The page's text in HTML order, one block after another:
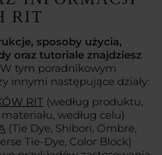
RIT
sposoby użycia,
oraz tutoriale znajdziesz
W tym poradnikowym
innymi następujące działy:
RIT (według produktu,
według celu)
(Tie Dye, Shibori, Ombre,
Tie-Dye, Color Block)